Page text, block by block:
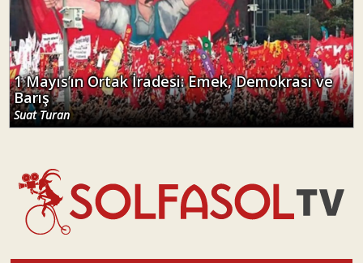
1 Mayıs’ın Ortak İradesi: Emek, Demokrasi ve
Barış
Suat Turan